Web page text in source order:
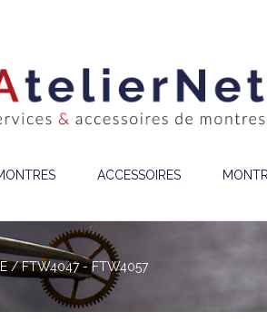
ACCESSOIRES
/ FTW4047 - FTW4057